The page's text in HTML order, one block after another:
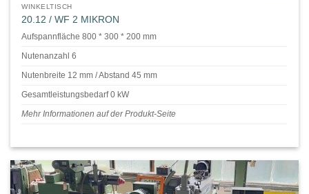
WINKELTISCH
20.12 / WF 2 MIKRON
Aufspannfläche 800 * 300 * 200 mm
Nutenanzahl 6
Nutenbreite 12 mm / Abstand 45 mm
Gesamtleistungsbedarf 0 kW
Mehr Informationen auf der Produkt-Seite